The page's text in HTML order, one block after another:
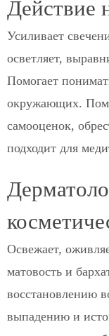
Действие
Усиливает
осветляет,
Помогает
окружающих.
самооценок,
подходит для
Освежает,
матовость и
восстановлению
выпадению и